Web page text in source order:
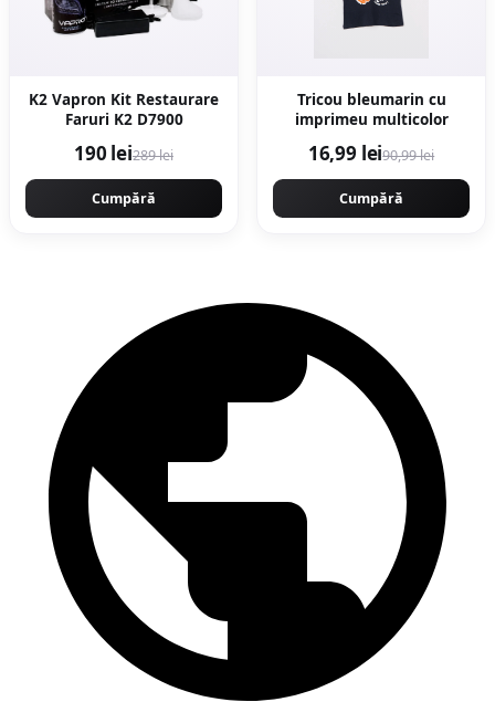
K2 Vapron Kit Restaurare
Faruri K2 D7900
190 lei289 lei
Cumpără
Tricou bleumarin cu
imprimeu multicolor
16,99 lei90,99 lei
Cumpără